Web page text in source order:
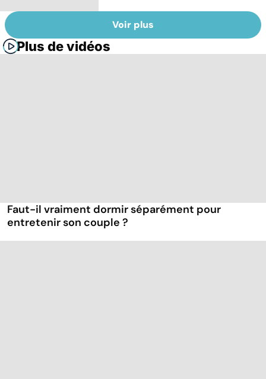
Voir plus
Plus de vidéos
Faut-il vraiment dormir séparément pour
entretenir son couple ?